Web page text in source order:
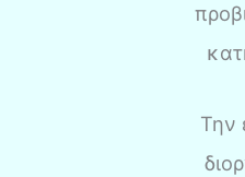
Την